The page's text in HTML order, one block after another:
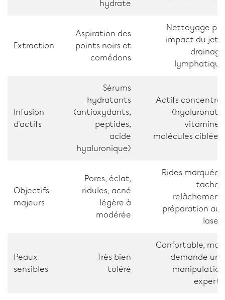
hydrate
Extraction
Aspiration des
points noirs et
comédons
Nettoyage par
impact du jet +
drainage
lymphatique
Infusion
d'actifs
Sérums
hydratants
(antioxydants,
peptides,
acide
hyaluronique)
Actifs concentrés
(hyaluronate,
vitamines,
molécules ciblées)
Objectifs
majeurs
Pores, éclat,
ridules, acné
légère à
modérée
Rides marquées,
taches,
relâchement,
préparation aux
lasers
Peaux
sensibles
Très bien
toléré
Confortable, mais
demande une
manipulation
experte